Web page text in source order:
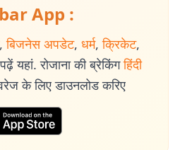
App :
, बिजनेस अपडेट, धर्म, क्रिकेट,
यहां. रोजाना की ब्रेकिंग हिंदी
के लिए डाउनलोड करिए